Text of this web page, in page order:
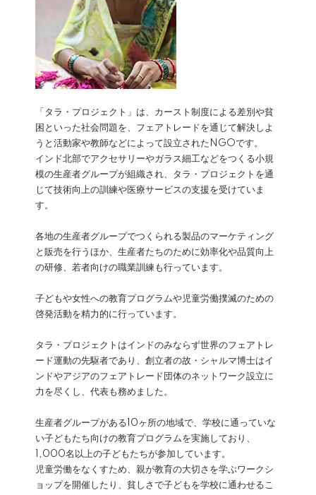
「タラ・プロジェクト」は、カースト制度による差別や貧
困といった社会問題を、フェアトレードを通じて解決しよ
うと活動家や教師などによって設立されたNGOです。
インド北部でアクセサリーやガラス細工などをつくる小規
模の生産者グループが組織され、タラ・プロジェクトを通
じて技術向上の訓練や医療サービスの支援を受けていま
す。
各地の生産者グループでつくられる製品のマーケティング
と販売を行うほか、生産者たちのために効率化や品質向上
の研修、若者向けの職業訓練も行っています。
子どもや女性への教育プログラムや児童労働撲滅のための
啓発活動を精力的に行っています。
タラ・プロジェクトはインドのみならず世界のフェアトレ
ード運動の先駆者であり、創立者の故・シャルマ博士はイ
ンドやアジアのフェアトレード団体のネットワーク設立に
力を尽くし、代表も務めました。
生産者グループがある10ヶ所の地域で、学校に通っていな
い子どもたち向けの教育プログラムを実施しており、
1,000名以上の子どもたちが参加しています。
児童労働をなくすため、親が教育の大切さを学ぶワークシ
ョップを開催したり、貧しさで子どもを学校に通わせるこ